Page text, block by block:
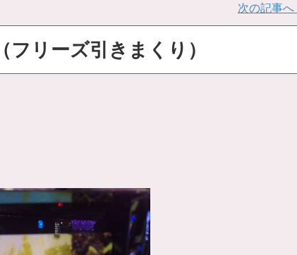
次の記事へ
リーズ引きまくり）